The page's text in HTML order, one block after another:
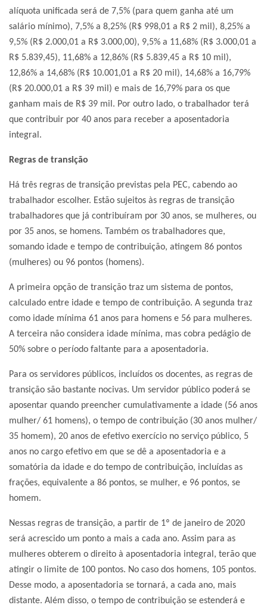
alíquota unificada será de 7,5% (para quem ganha até um
salário mínimo), 7,5% a 8,25% (R$ 998,01 a R$ 2 mil), 8,25% a
9,5% (R$ 2.000,01 a R$ 3.000,00), 9,5% a 11,68% (R$ 3.000,01 a
R$ 5.839,45), 11,68% a 12,86% (R$ 5.839,45 a R$ 10 mil),
12,86% a 14,68% (R$ 10.001,01 a R$ 20 mil), 14,68% a 16,79%
(R$ 20.000,01 a R$ 39 mil) e mais de 16,79% para os que
ganham mais de R$ 39 mil. Por outro lado, o trabalhador terá
que contribuir por 40 anos para receber a aposentadoria
integral.
Regras de transição
Há três regras de transição previstas pela PEC, cabendo ao
trabalhador escolher. Estão sujeitos às regras de transição
trabalhadores que já contribuíram por 30 anos, se mulheres, ou
por 35 anos, se homens. Também os trabalhadores que,
somando idade e tempo de contribuição, atingem 86 pontos
(mulheres) ou 96 pontos (homens).
A primeira opção de transição traz um sistema de pontos,
calculado entre idade e tempo de contribuição. A segunda traz
como idade mínima 61 anos para homens e 56 para mulheres.
A terceira não considera idade mínima, mas cobra pedágio de
50% sobre o período faltante para a aposentadoria.
Para os servidores públicos, incluídos os docentes, as regras de
transição são bastante nocivas. Um servidor público poderá se
aposentar quando preencher cumulativamente a idade (56 anos
mulher/ 61 homens), o tempo de contribuição (30 anos mulher/
35 homem), 20 anos de efetivo exercício no serviço público, 5
anos no cargo efetivo em que se dê a aposentadoria e a
somatória da idade e do tempo de contribuição, incluídas as
frações, equivalente a 86 pontos, se mulher, e 96 pontos, se
homem.
Nessas regras de transição, a partir de 1º de janeiro de 2020
será acrescido um ponto a mais a cada ano. Assim para as
mulheres obterem o direito à aposentadoria integral, terão que
atingir o limite de 100 pontos. No caso dos homens, 105 pontos.
Desse modo, a aposentadoria se tornará, a cada ano, mais
distante. Além disso, o tempo de contribuição se estenderá e